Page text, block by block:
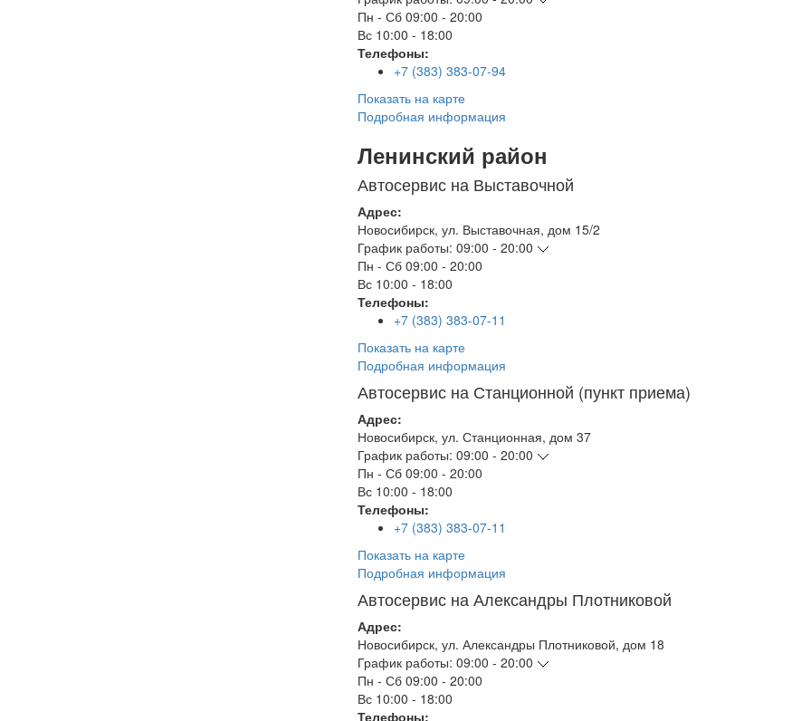
Пн - Сб 09:00 - 20:00
Вс 10:00 - 18:00
Телефоны:
+7 (383) 383-07-94
Показать на карте
Подробная информация
Ленинский район
Автосервис на Выставочной
Адрес:
Новосибирск, ул. Выставочная, дом 15/2
График работы: 09:00 - 20:00
Пн - Сб 09:00 - 20:00
Вс 10:00 - 18:00
Телефоны:
+7 (383) 383-07-11
Показать на карте
Подробная информация
Автосервис на Станционной (пункт приема)
Адрес:
Новосибирск, ул. Станционная, дом 37
График работы: 09:00 - 20:00
Пн - Сб 09:00 - 20:00
Вс 10:00 - 18:00
Телефоны:
+7 (383) 383-07-11
Показать на карте
Подробная информация
Автосервис на Александры Плотниковой
Адрес:
Новосибирск, ул. Александры Плотниковой, дом 18
График работы: 09:00 - 20:00
Пн - Сб 09:00 - 20:00
Вс 10:00 - 18:00
Телефоны: